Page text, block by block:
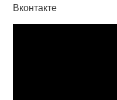
Вконтакте